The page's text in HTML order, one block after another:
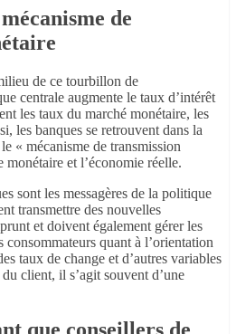
de
de ce tourbillon de
centrale augmente le taux d’intérêt
les taux du marché monétaire, les
les banques se retrouvent dans la
« mécanisme de transmission
et l’économie réelle.
sont les messagères de la politique
transmettre des nouvelles
et doivent également gérer les
consommateurs quant à l’orientation
taux de change et d’autres variables
client, il s’agit souvent d’une
que conseillers de